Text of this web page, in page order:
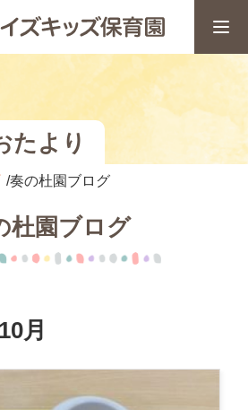
たより
奏の杜園ブログ
杜園ブログ
月